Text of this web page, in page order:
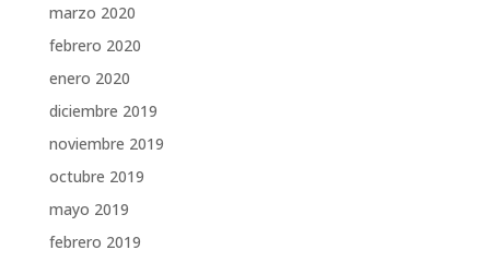
marzo 2020
febrero 2020
enero 2020
diciembre 2019
noviembre 2019
octubre 2019
mayo 2019
febrero 2019